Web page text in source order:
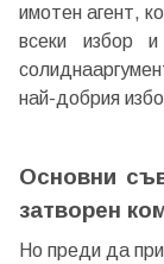
Парола
имотен агент,
всеки избор
най-добрия
Основни
затворен
Но преди да